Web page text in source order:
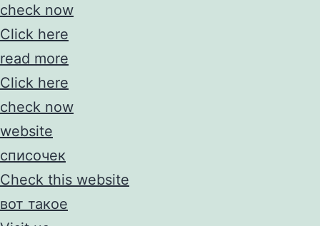
check now
Click here
read more
Click here
check now
website
списочек
Check this website
вот такое